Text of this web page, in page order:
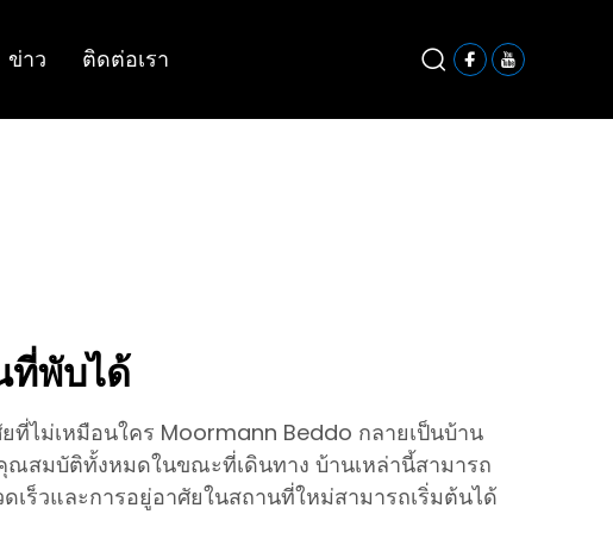
ข่าว ติดต่อเรา
ที่พับได้
ที่ไม่เหมือนใคร Moormann Beddo กลายเป็นบ้าน
ณสมบัติทั้งหมดในขณะที่เดินทาง บ้านเหล่านี้สามารถ
เร็วและการอยู่อาศัยในสถานที่ใหม่สามารถเริ่มต้นได้